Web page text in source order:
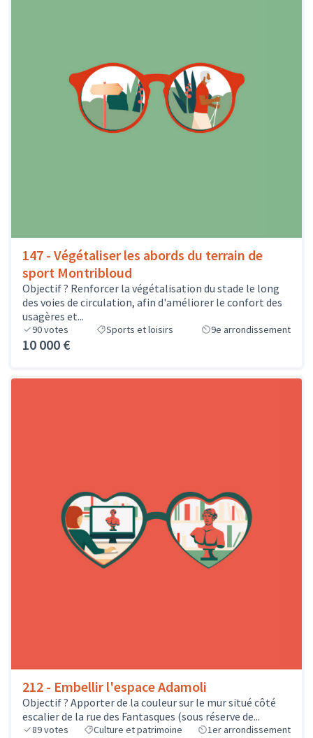
147 - Végétaliser les abords du terrain de
sport Montribloud
Objectif ? Renforcer la végétalisation du stade le long
des voies de circulation, afin d'améliorer le confort des
usagères et...
90votes Sports et loisirs 9e arrondissement
10 000 €
212 - Embellir l'espace Adamoli
Objectif ? Apporter de la couleur sur le mur situé côté
escalier de la rue des Fantasques (sous réserve de...
89votes Culture et patrimoine 1er arrondissement